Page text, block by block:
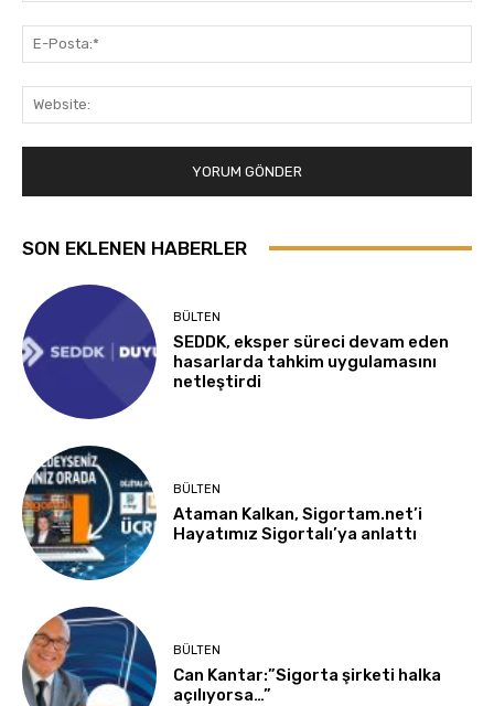
SON EKLENEN HABERLER
BÜLTEN
SEDDK, eksper süreci devam eden
hasarlarda tahkim uygulamasını
netleştirdi
BÜLTEN
Ataman Kalkan, Sigortam.net’i
Hayatımız Sigortalı’ya anlattı
BÜLTEN
Can Kantar:”Sigorta şirketi halka
açılıyorsa…”